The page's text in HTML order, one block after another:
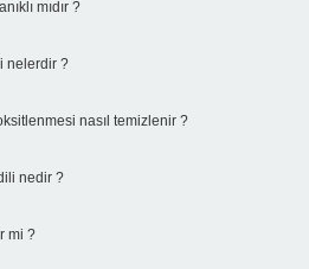
mıdır ?
nelerdir ?
nasıl temizlenir ?
nedir ?
mi ?